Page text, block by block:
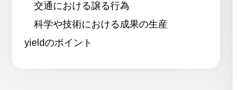
交通における譲る行為
科学や技術における成果の生産
yieldのポイント